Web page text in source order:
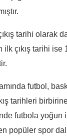
tarihi olarak
çıkış tarihi ise
futbol,
tarihleri
futbola yoğun
popüler spor